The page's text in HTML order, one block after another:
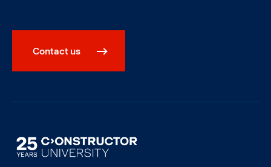
Contact us
Image